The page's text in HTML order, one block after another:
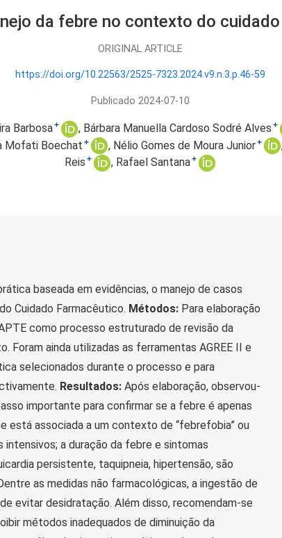
da febre no contexto do
ORIGINAL ARTICLE
https://doi.org/10.22563/2525-7323.2024.v9.n.3.p.46-59
Publicado 2024-07-10
Barbosa+ Bárbara Manuella Cardoso Sodré Alves +
Mofati Boechat + Nélio Gomes de Moura Junior+
Reis + Rafael Santana+
baseada em evidências, o manejo de casos
Cuidado Farmacêutico. Métodos: Para elaboração
como processo estruturado de revisão da
Foram ainda utilizadas as ferramentas AGREE II e
selecionados durante o processo e para
Resultados: Após elaboração, observou-
importante para confirmar se a febre é apenas
está associada a um contexto de “febrefobia” ou
intensivos; a duração da febre e sintomas
persistente, taquipneia, hipertensão, são
as medidas não farmacológicas, a ingestão de
evitar desidratação. Além disso, recomendam-se
métodos inadequados de diminuição da